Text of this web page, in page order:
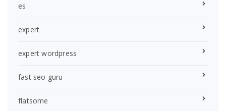
es
expert
expert wordpress
fast seo guru
flatsome